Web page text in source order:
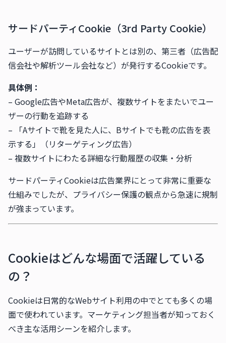
サードパーティCookie（3rd Party Cookie）
ユーザーが訪問しているサイトとは別の、第三者（広告配
信会社や解析ツール会社など）が発行するCookieです。
具体例：
– Google広告やMeta広告が、複数サイトをまたいでユー
ザーの行動を追跡する
– 「Aサイトで靴を見た人に、Bサイトでも靴の広告を表
示する」（リターゲティング広告）
– 複数サイトにわたる詳細な行動履歴の収集・分析
サードパーティCookieは広告業界にとって非常に重要な
仕組みでしたが、プライバシー保護の観点から急速に規制
が強まっています。
Cookieはどんな場面で活躍している
の？
Cookieは日常的なWebサイト利用の中でとても多くの場
面で使われています。マーケティング担当者が知っておく
べき主な活用シーンを紹介します。